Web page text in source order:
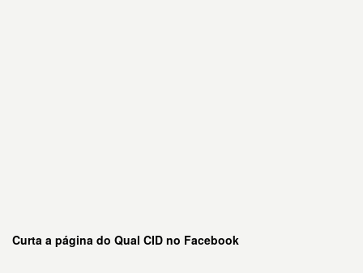
Curta a página do Qual CID no Facebook